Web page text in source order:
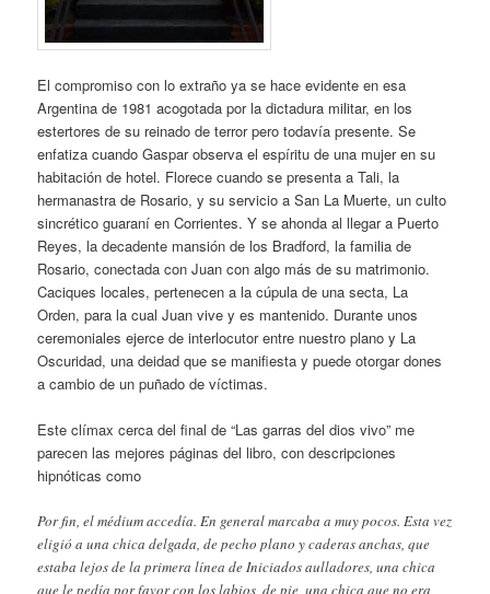
El compromiso con lo extraño ya se hace evidente en esa
Argentina de 1981 acogotada por la dictadura militar, en los
estertores de su reinado de terror pero todavía presente. Se
enfatiza cuando Gaspar observa el espíritu de una mujer en su
habitación de hotel. Florece cuando se presenta a Tali, la
hermanastra de Rosario, y su servicio a San La Muerte, un culto
sincrético guaraní en Corrientes. Y se ahonda al llegar a Puerto
Reyes, la decadente mansión de los Bradford, la familia de
Rosario, conectada con Juan con algo más de su matrimonio.
Caciques locales, pertenecen a la cúpula de una secta, La
Orden, para la cual Juan vive y es mantenido. Durante unos
ceremoniales ejerce de interlocutor entre nuestro plano y La
Oscuridad, una deidad que se manifiesta y puede otorgar dones
a cambio de un puñado de víctimas.
Este clímax cerca del final de “Las garras del dios vivo” me
parecen las mejores páginas del libro, con descripciones
hipnóticas como
Por fin, el médium accedía. En general marcaba a muy pocos. Esta vez
eligió a una chica delgada, de pecho plano y caderas anchas, que
estaba lejos de la primera línea de Iniciados aulladores, una chica
que le pedía por favor con los labios, de pie, una chica que no era